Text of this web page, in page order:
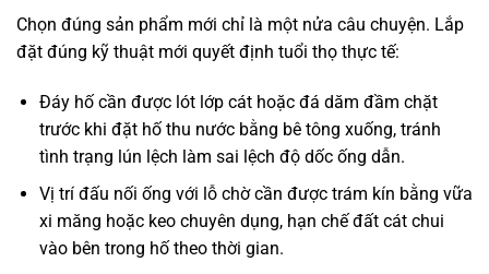
Chọn đúng sản phẩm mới chỉ là một nửa câu chuyện. Lắp
đặt đúng kỹ thuật mới quyết định tuổi thọ thực tế:
Đáy hố cần được lót lớp cát hoặc đá dăm đầm chặt
trước khi đặt hố thu nước bằng bê tông xuống, tránh
tình trạng lún lệch làm sai lệch độ dốc ống dẫn.
Vị trí đấu nối ống với lỗ chờ cần được trám kín bằng vữa
xi măng hoặc keo chuyên dụng, hạn chế đất cát chui
vào bên trong hố theo thời gian.